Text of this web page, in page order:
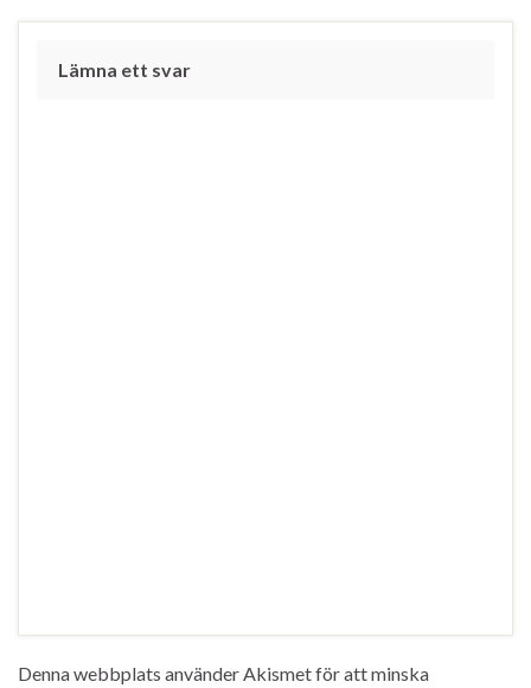
kort…Lämna ett svar
Denna webbplats använder Akismet för att minska